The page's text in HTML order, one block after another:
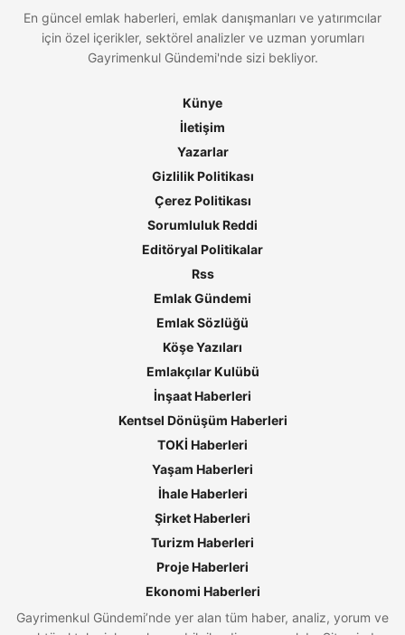
En güncel emlak haberleri, emlak danışmanları ve yatırımcılar
için özel içerikler, sektörel analizler ve uzman yorumları
Gayrimenkul Gündemi'nde sizi bekliyor.
Künye
İletişim
Yazarlar
Gizlilik Politikası
Çerez Politikası
Sorumluluk Reddi
Editöryal Politikalar
Rss
Emlak Gündemi
Emlak Sözlüğü
Köşe Yazıları
Emlakçılar Kulübü
İnşaat Haberleri
Kentsel Dönüşüm Haberleri
TOKİ Haberleri
Yaşam Haberleri
İhale Haberleri
Şirket Haberleri
Turizm Haberleri
Proje Haberleri
Ekonomi Haberleri
Gayrimenkul Gündemi’nde yer alan tüm haber, analiz, yorum ve